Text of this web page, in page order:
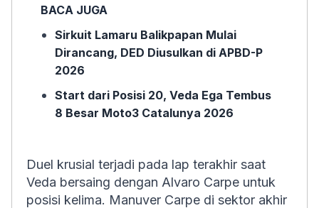
BACA JUGA
Sirkuit Lamaru Balikpapan Mulai
Dirancang, DED Diusulkan di APBD-P
2026
Start dari Posisi 20, Veda Ega Tembus
8 Besar Moto3 Catalunya 2026
Duel krusial terjadi pada lap terakhir saat
Veda bersaing dengan Alvaro Carpe untuk
posisi kelima. Manuver Carpe di sektor akhir